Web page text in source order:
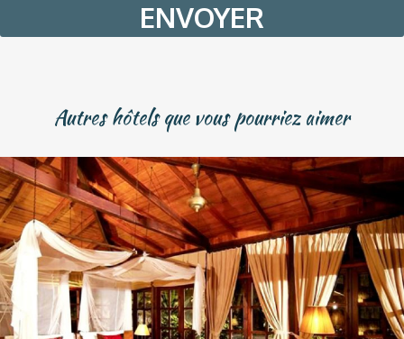
Autres hôtels que vous pourriez aimer